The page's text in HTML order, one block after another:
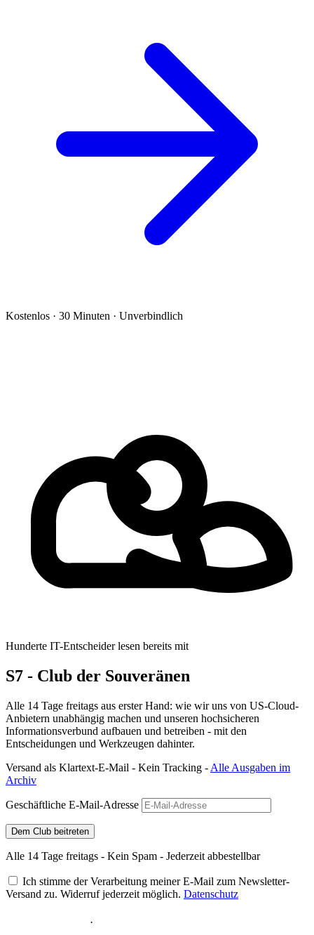
Kostenlos · 30 Minuten · Unverbindlich
Hunderte IT-Entscheider lesen bereits mit
S7 - Club der Souveränen
Alle 14 Tage freitags aus erster Hand: wie wir uns von US-Cloud-
Anbietern unabhängig machen und unseren hochsicheren
Informationsverbund aufbauen und betreiben - mit den
Entscheidungen und Werkzeugen dahinter.
Versand als Klartext-E-Mail - Kein Tracking - Alle Ausgaben im
Archiv
Geschäftliche E-Mail-Adresse
Dem Club beitreten
Alle 14 Tage freitags - Kein Spam - Jederzeit abbestellbar
Ich stimme der Verarbeitung meiner E-Mail zum Newsletter-
Versand zu. Widerruf jederzeit möglich. Datenschutz
·